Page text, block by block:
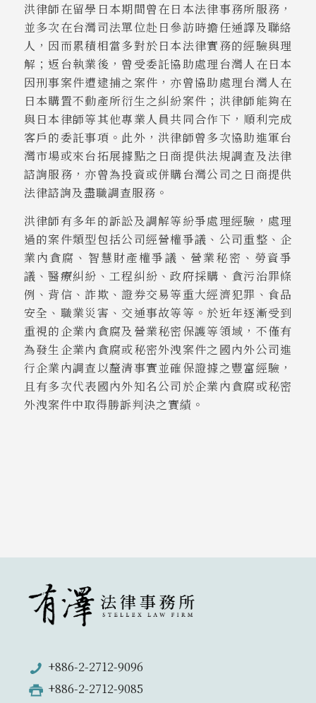
洪律師在留學日本期間曾在日本法律事務所服務，
並多次在台灣司法單位赴日參訪時擔任通譯及聯絡
人，因而累積相當多對於日本法律實務的經驗與理
解；返台執業後，曾受委託協助處理台灣人在日本
因刑事案件遭逮捕之案件，亦曾協助處理台灣人在
日本購置不動產所衍生之糾紛案件；洪律師能夠在
與日本律師等其他專業人員共同合作下，順利完成
客戶的委託事項。此外，洪律師曾多次協助進軍台
灣市場或來台拓展據點之日商提供法規調查及法律
諮詢服務，亦曾為投資或併購台灣公司之日商提供
法律諮詢及盡職調查服務。
洪律師有多年的訴訟及調解等紛爭處理經驗，處理
過的案件類型包括公司經營權爭議、公司重整、企
業內貪腐、智慧財產權爭議、營業秘密、勞資爭
議、醫療糾紛、工程糾紛、政府採購、貪污治罪條
例、背信、詐欺、證券交易等重大經濟犯罪、食品
安全、職業災害、交通事故等等。於近年逐漸受到
重視的企業內貪腐及營業秘密保護等領域，不僅有
為發生企業內貪腐或秘密外洩案件之國內外公司進
行企業內調查以釐清事實並確保證據之豐富經驗，
且有多次代表國內外知名公司於企業內貪腐或秘密
外洩案件中取得勝訴判決之實績。
+886-2-2712-9096
+886-2-2712-9085